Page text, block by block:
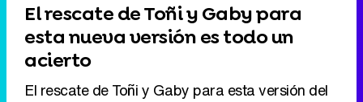
El rescate de Toñi y Gaby para
esta nueva versión es todo un
acierto
El rescate de Toñi y Gaby para esta versión del